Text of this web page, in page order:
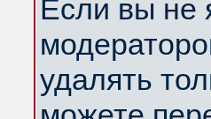
Если вы не
удалять